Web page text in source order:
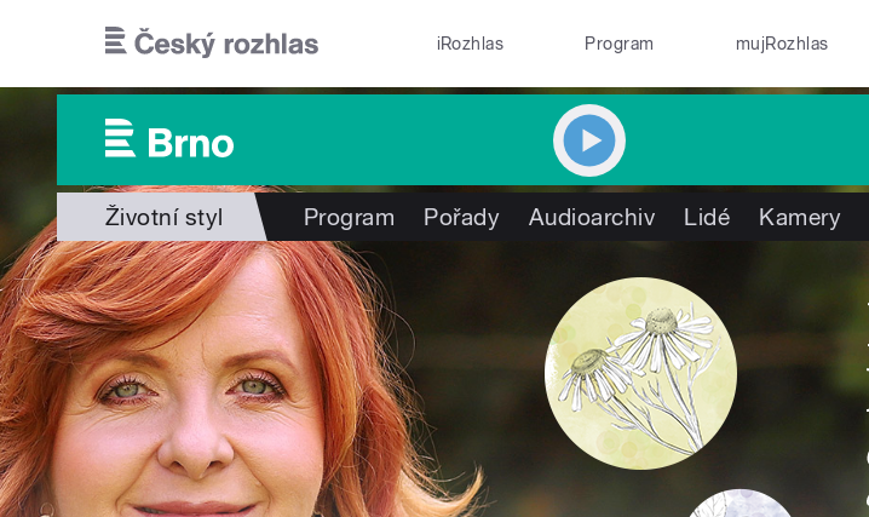
iRozhlas Program mujRozhlas
Životní styl Program Pořady Audioarchiv Lidé Kamery